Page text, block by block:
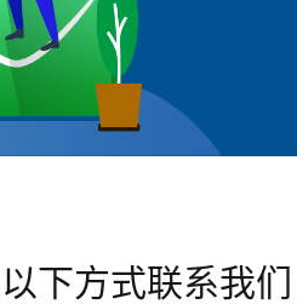
下方式联系我们